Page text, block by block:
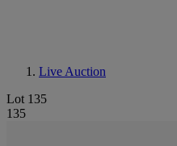
Live Auction
Lot 135
135